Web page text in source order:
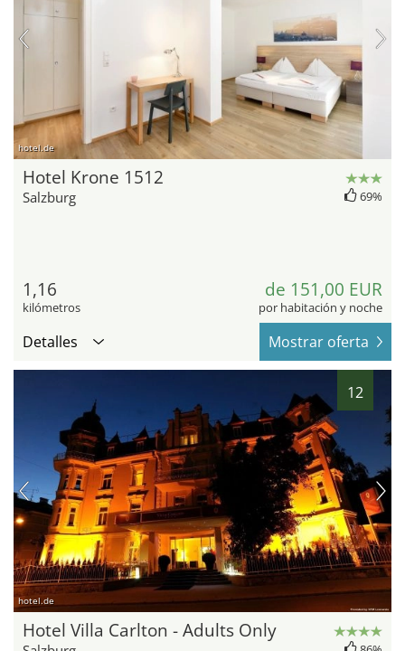
hotel.de
Hotel Krone 1512
Salzburg 69%
1,16
kilómetros
de 151,00 EUR
por habitación y noche
Detalles Mostrar oferta
12
hotel.de
Hotel Villa Carlton - Adults Only